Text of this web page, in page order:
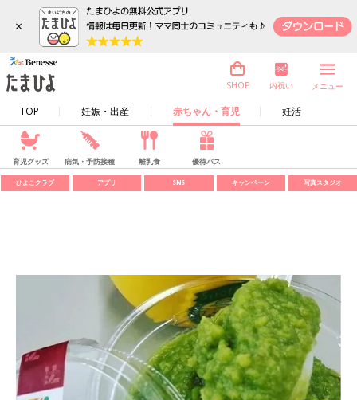
×
TOP 妊娠・出産 赤ちゃん・育児 妊活
SHOP 内祝い メニュー
育児グッズ 病気・予防接種 離乳食 優待パス
ひよこクラブ アプリ SNS キャンペーン 写真スタジオ